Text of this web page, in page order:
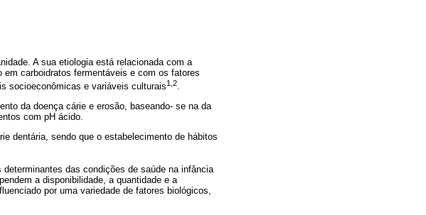
A sua etiologia está relacionada com a
carboidratos fermentáveis e com os fatores
socioeconômicas e variáveis culturais1,2
da doença cárie e erosão, baseando- se na da
com pH ácido.
dentária, sendo que o estabelecimento de hábitos
das condições de saúde na infância
a disponibilidade, a quantidade e a
por uma variedade de fatores biológicos,